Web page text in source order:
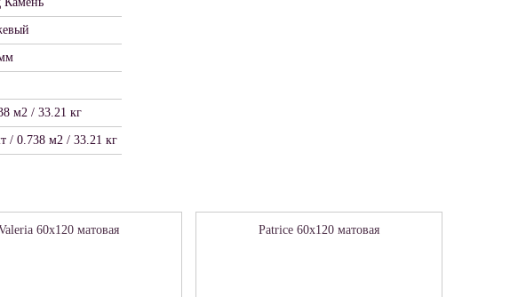
м2 / 33.21 кг
/ 0.738 м2 / 33.21 кг
60х120 матовая Patrice 60х120 матовая